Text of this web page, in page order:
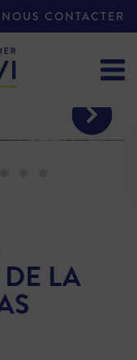
NOUS CONTACTER
LA